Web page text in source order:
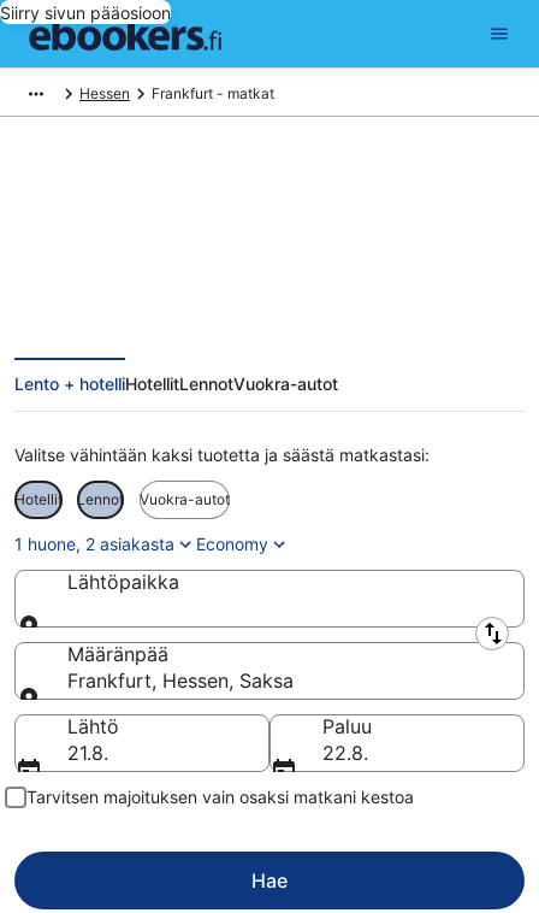
Siirry sivun pääosioon
Hessen Frankfurt - matkat
Lento + hotelliHotellitLennotVuokra-autot
Valitse vähintään kaksi tuotetta ja säästä matkastasi:
Hotellit Lennot Vuokra-autot
1 huone, 2 asiakasta Economy
Lähtöpaikka
Lähtöpaikka
Määränpää
Frankfurt, Hessen, Saksa
Määränpää
Lähtö
21.8.
Paluu
22.8.
Tarvitsen majoituksen vain osaksi matkani kestoa
Hae